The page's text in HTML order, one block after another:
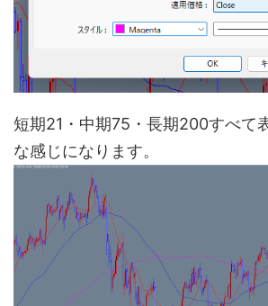
短期21・中期75・長期200すべて
な感じになります。